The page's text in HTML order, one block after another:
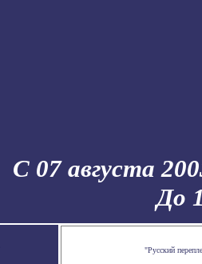
С 07 августа
До
"Русский